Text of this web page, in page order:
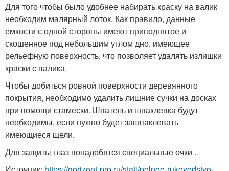
Для того чтобы было удобнее набирать краску на валик
необходим малярный лоток. Как правило, данные
емкости с одной стороны имеют приподнятое и
скошенное под небольшим углом дно, имеющее
рельефную поверхность, что позволяет удалять излишки
краски с валика.
Чтобы добиться ровной поверхности деревянного
покрытия, необходимо удалить лишние сучки на досках
при помощи стамески. Шпатель и шпаклевка будут
необходимы, если нужно будет зашпаклевать
имеющиеся щели.
Для защиты глаз понадобятся специальные очки .